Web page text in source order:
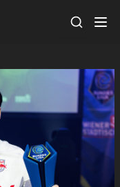
Suche